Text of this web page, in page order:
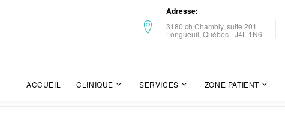
Adresse
3180 ch Chambly, suite 201
Longueuil, Québec - J4L 1N6
ACCUEIL CLINIQUE SERVICES ZONE PATIENT